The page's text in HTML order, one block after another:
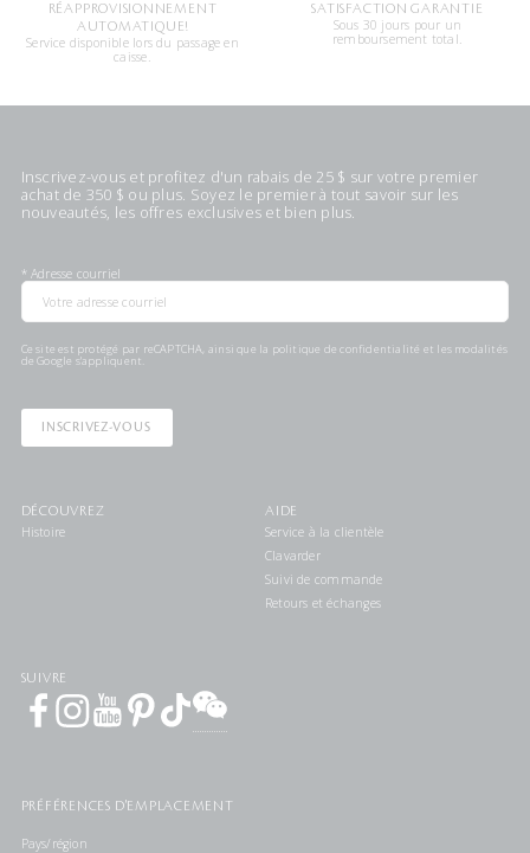
RÉAPPROVISIONNEMENT
AUTOMATIQUE!
Service disponible lors du passage en
caisse.
SATISFACTION GARANTIE
Sous 30 jours pour un
remboursement total.
Inscrivez-vous et profitez d'un rabais de 25 $ sur votre premier
achat de 350 $ ou plus. Soyez le premier à tout savoir sur les
nouveautés, les offres exclusives et bien plus.
* Adresse courriel
Ce site est protégé par reCAPTCHA, ainsi que la politique de confidentialité et les modalités
de Google s'appliquent.
INSCRIVEZ-VOUS
DÉCOUVREZ
Histoire
AIDE
Service à la clientèle
Clavarder
Suivi de commande
Retours et échanges
SUIVRE
PRÉFÉRENCES D'EMPLACEMENT
Pays/région